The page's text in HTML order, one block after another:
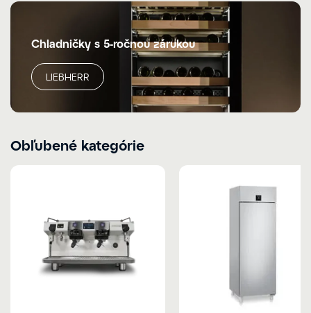
Chladničky s 5-ročnou zárukou
LIEBHERR
Obľubené kategórie